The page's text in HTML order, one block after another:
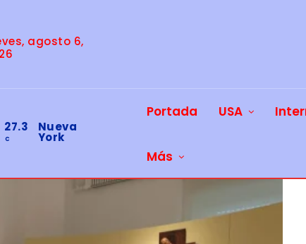
agosto 6,
27.3
C
Nueva
York
Portada USA
Más